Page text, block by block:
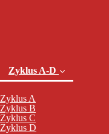
Zyklus A-D
Zyklus A
Zyklus B
Zyklus C
Zyklus D